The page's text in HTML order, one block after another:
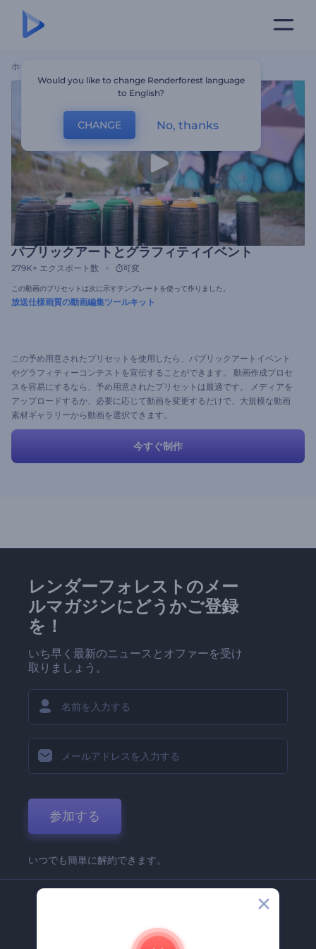
ホーム
パブリックアートとグラフィティイベント
279K+ エクスポート数 可変
この動画のプリセットは次に示すテンプレートを使って作りました。
放送仕様画質の動画編集ツールキット
この予め用意されたプリセットを使用したら、パブリックアートイベント
やグラフィティーコンテストを宣伝することができます。 動画作成プロセ
スを容易にするなら、予め用意されたプリセットは最適です。 メディアを
アップロードするか、必要に応じて動画を変更するだけで、大規模な動画
素材ギャラリーから動画を選択できます。
今すぐ制作
レンダーフォレストのメー
ルマガジンにどうかご登録
を！
いち早く最新のニュースとオファーを受け
取りましょう。
参加する
いつでも簡単に解約できます。
Renderforest 企業情報
Would you like to change Renderforest language
to English?
CHANGE No, thanks